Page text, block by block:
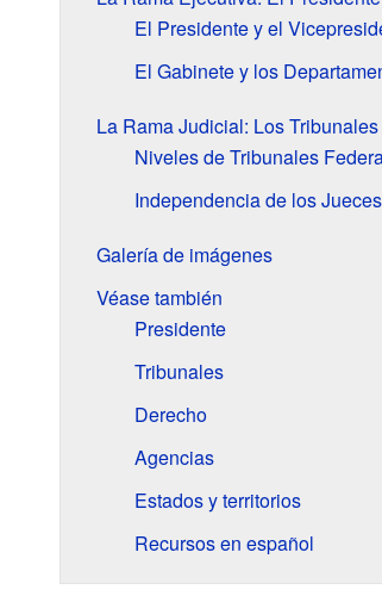
El Presidente y el
El Gabinete y los
La Rama Judicial: Los
Niveles de Tribunales
Independencia de los Jueces
Galería de imágenes
Véase también
Presidente
Tribunales
Derecho
Agencias
Estados y territorios
Recursos en español